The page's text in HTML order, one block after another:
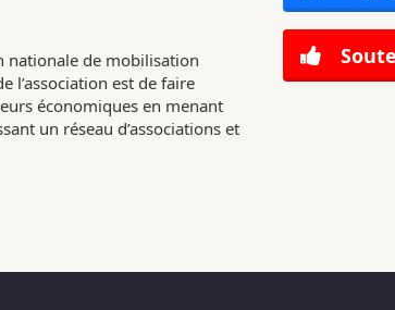
nationale de mobilisation
l’association est de faire
économiques en menant
un réseau d’associations et